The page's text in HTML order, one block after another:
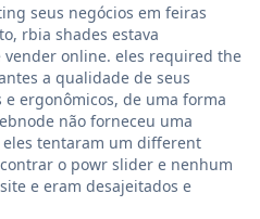
seus negócios em feiras
rbia shades estava
online. eles required the
a qualidade de seus
ergonômicos, de uma forma
não forneceu uma
tentaram um different
o powr slider e nenhum
e eram desajeitados e